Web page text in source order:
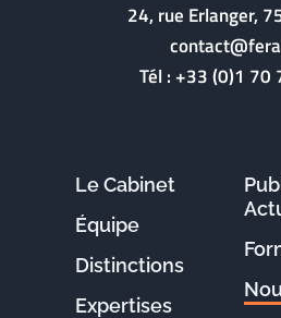
24, rue Erlanger,
Tél :+33 (0)1 70
Le Cabinet
Équipe
Distinctions
Expertises